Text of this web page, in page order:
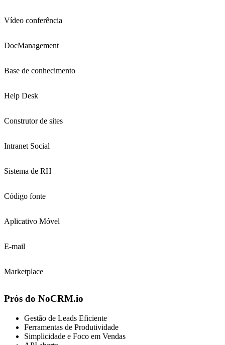
Vídeo conferência
DocManagement
Base de conhecimento
Help Desk
Construtor de sites
Intranet Social
Sistema de RH
Código fonte
Aplicativo Móvel
E-mail
Marketplace
Prós do NoCRM.io
Gestão de Leads Eficiente
Ferramentas de Produtividade
Simplicidade e Foco em Vendas